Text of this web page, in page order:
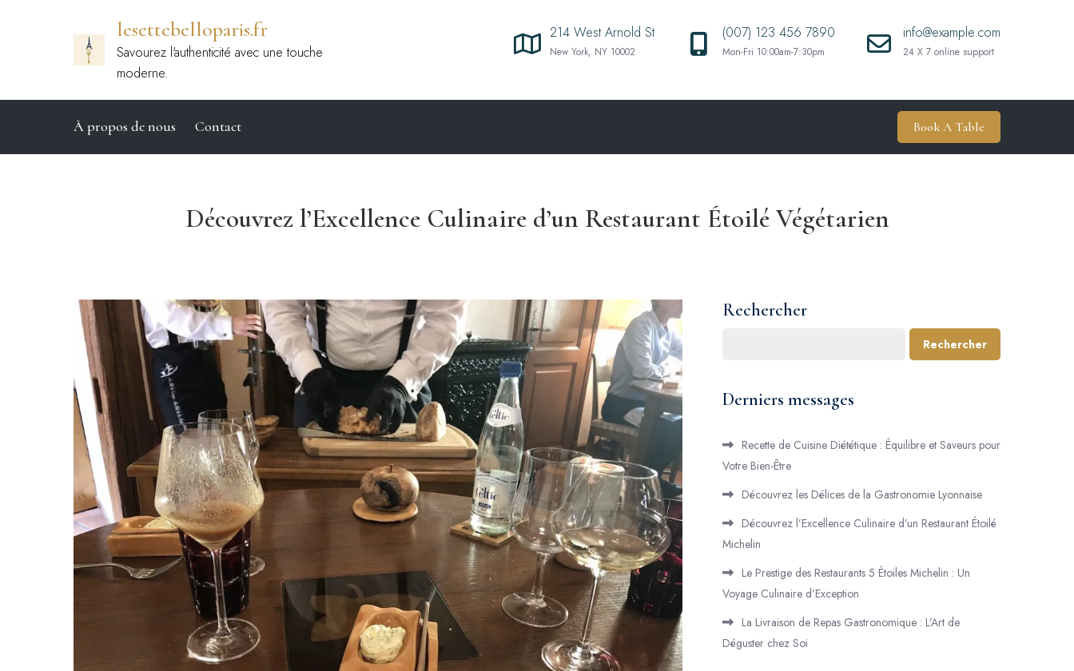
lesettebelloparis.fr
Savourez l'authenticité avec une touche
moderne.
214 West Arnold St
New York, NY 10002
(007) 123 456 7890
Mon-Fri 10:00am-7:30pm
info@example.com
24 X 7 online support
À propos de nous Contact Book A Table
Découvrez l’Excellence Culinaire d’un Restaurant Étoilé Végétarien
Rechercher
Rechercher
Derniers messages
Recette de Cuisine Diététique : Équilibre et Saveurs pour
Votre Bien-Être
Découvrez les Délices de la Gastronomie Lyonnaise
Découvrez l’Excellence Culinaire d’un Restaurant Étoilé
Michelin
Le Prestige des Restaurants 5 Étoiles Michelin : Un
Voyage Culinaire d’Exception
La Livraison de Repas Gastronomique : L’Art de
Déguster chez Soi